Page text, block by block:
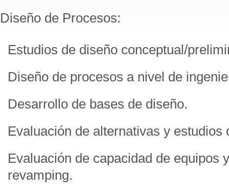
Diseño de Procesos:
Estudios de diseño conceptual/
Diseño de procesos a nivel de
Desarrollo de bases de diseño.
Evaluación de alternativas y estudios
Evaluación de capacidad de equipos
revamping.